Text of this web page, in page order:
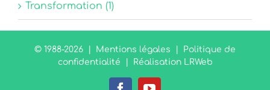
Transformation (1)
© 1988-2026 | Mentions légales
Politique de
confidentialité
Réalisation LRWeb